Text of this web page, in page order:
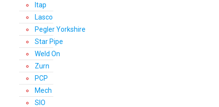
Itap
Lasco
Pegler Yorkshire
Star Pipe
Weld On
Zurn
PCP
Mech
SIO